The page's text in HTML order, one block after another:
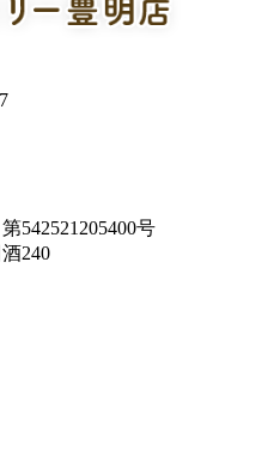
542521205400号
240